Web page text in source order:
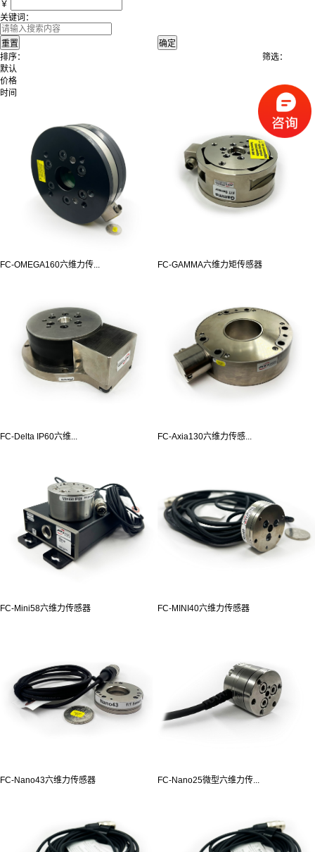
￥
关键词：
排序：
默认
价格
时间
筛选：
FC-OMEGA160六维力传... FC-GAMMA六维力矩传感器
FC-Delta IP60六维... FC-Axia130六维力传感...
FC-Mini58六维力传感器 FC-MINI40六维力传感器
FC-Nano43六维力传感器 FC-Nano25微型六维力传...